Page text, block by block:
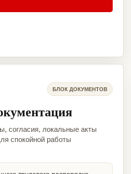
БЛОК ДОКУМЕНТОВ
согласия, локальные акты
спокойной работы